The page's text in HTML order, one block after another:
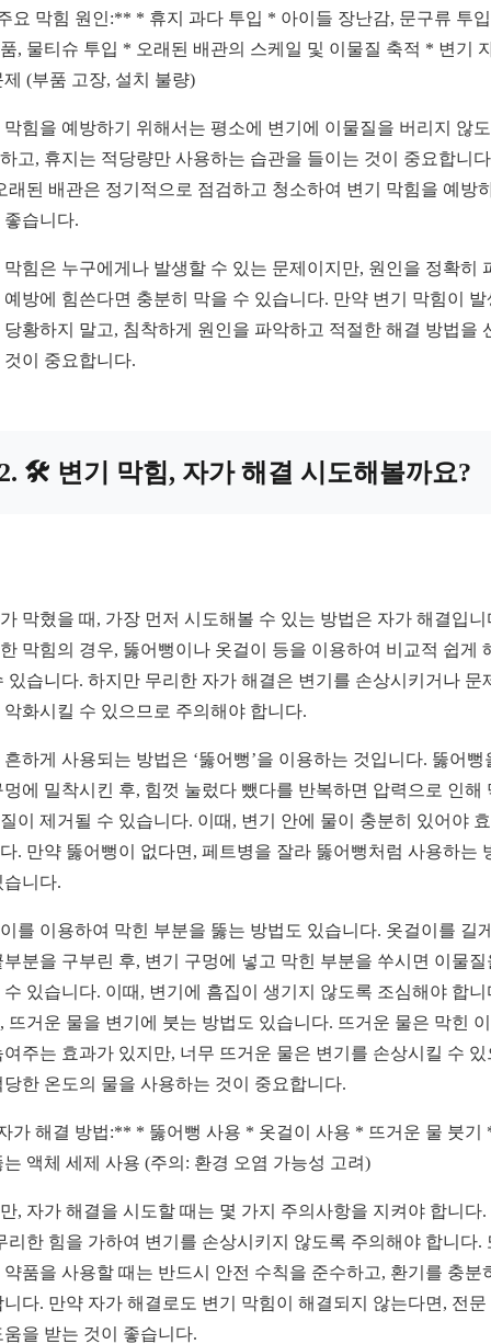
요 막힘 원인:** * 휴지 과다 투입 * 아이들 장난감, 문구류 투
, 물티슈 투입 * 오래된 배관의 스케일 및 이물질 축적 * 변기
제 (부품 고장, 설치 불량)
막힘을 예방하기 위해서는 평소에 변기에 이물질을 버리지 않
고, 휴지는 적당량만 사용하는 습관을 들이는 것이 중요합니
래된 배관은 정기적으로 점검하고 청소하여 변기 막힘을 예방
좋습니다.
막힘은 누구에게나 발생할 수 있는 문제이지만, 원인을 정확히
예방에 힘쓴다면 충분히 막을 수 있습니다. 만약 변기 막힘이 발
당황하지 말고, 침착하게 원인을 파악하고 적절한 해결 방법을
것이 중요합니다.
🛠️ 변기 막힘, 자가 해결 시도해볼까요?
막혔을 때, 가장 먼저 시도해볼 수 있는 방법은 자가 해결입니
막힘의 경우, 뚫어뻥이나 옷걸이 등을 이용하여 비교적 쉽게
있습니다. 하지만 무리한 자가 해결은 변기를 손상시키거나 문
악화시킬 수 있으므로 주의해야 합니다.
흔하게 사용되는 방법은 ‘뚫어뻥’을 이용하는 것입니다. 뚫어뻥
멍에 밀착시킨 후, 힘껏 눌렀다 뺐다를 반복하면 압력으로 인해
이 제거될 수 있습니다. 이때, 변기 안에 물이 충분히 있어야
. 만약 뚫어뻥이 없다면, 페트병을 잘라 뚫어뻥처럼 사용하는
습니다.
를 이용하여 막힌 부분을 뚫는 방법도 있습니다. 옷걸이를 길
부분을 구부린 후, 변기 구멍에 넣고 막힌 부분을 쑤시면 이물질
수 있습니다. 이때, 변기에 흠집이 생기지 않도록 조심해야 합니
뜨거운 물을 변기에 붓는 방법도 있습니다. 뜨거운 물은 막힌
여주는 효과가 있지만, 너무 뜨거운 물은 변기를 손상시킬 수 있
당한 온도의 물을 사용하는 것이 중요합니다.
가 해결 방법:** * 뚫어뻥 사용 * 옷걸이 사용 * 뜨거운 물 붓기
는 액체 세제 사용 (주의: 환경 오염 가능성 고려)
, 자가 해결을 시도할 때는 몇 가지 주의사항을 지켜야 합니다.
리한 힘을 가하여 변기를 손상시키지 않도록 주의해야 합니다.
약품을 사용할 때는 반드시 안전 수칙을 준수하고, 환기를 충분
니다. 만약 자가 해결로도 변기 막힘이 해결되지 않는다면, 전문
움을 받는 것이 좋습니다.